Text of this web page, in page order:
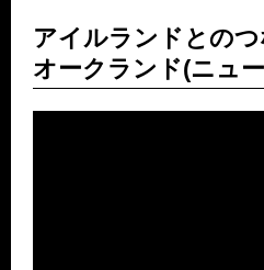
アイルランドとのつ
オークランド(ニュ